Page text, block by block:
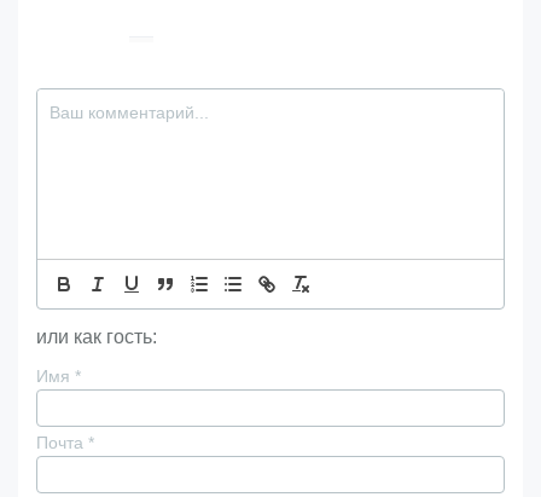
или как гость:
Имя *
Почта *